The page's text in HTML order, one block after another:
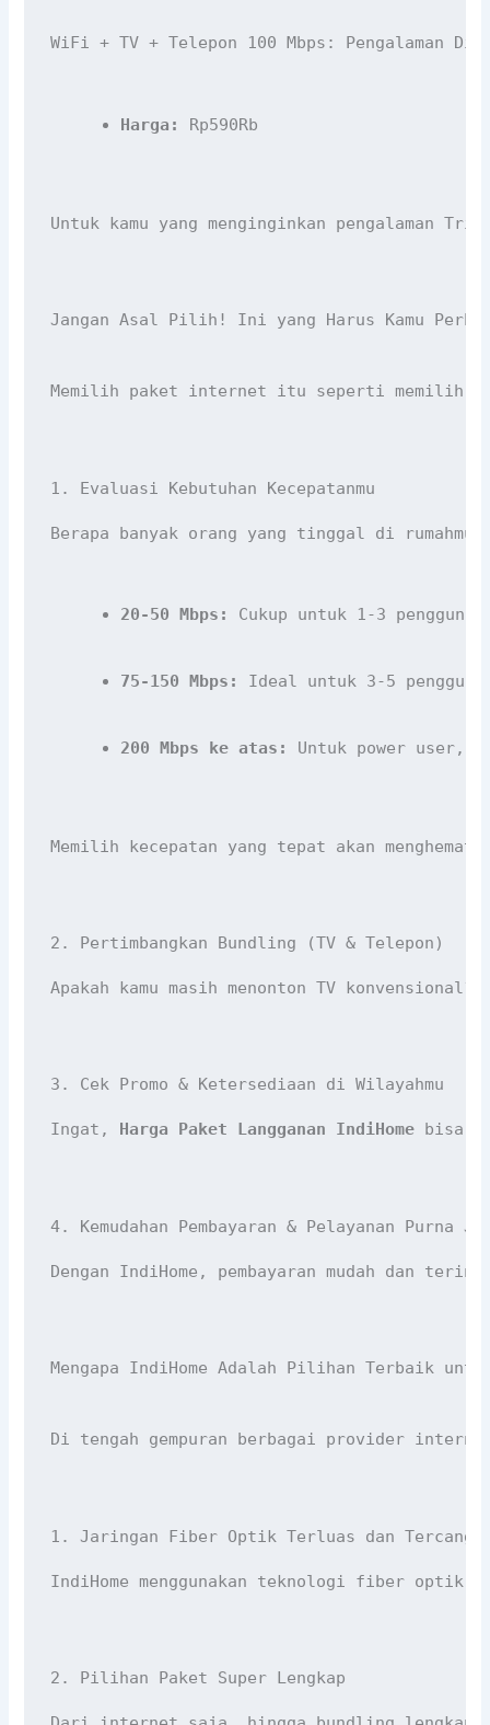
WiFi + TV + Telepon 100 Mbps: Pengalaman
Harga: Rp590Rb
Untuk kamu yang menginginkan pengalaman
Jangan Asal Pilih! Ini yang Harus Kamu
Memilih paket internet itu seperti memilih
1. Evaluasi Kebutuhan Kecepatanmu
20-50 Mbps: Cukup untuk 1-3
75-150 Mbps: Ideal untuk 3-5
200 Mbps ke atas: Untuk power user,
Memilih kecepatan yang tepat akan
2. Pertimbangkan Bundling (TV & Telepon)
Apakah kamu masih menonton TV
3. Cek Promo & Ketersediaan di Wilayahmu
Ingat, Harga Paket Langganan IndiHome bisa
4. Kemudahan Pembayaran & Pelayanan Purna
Dengan IndiHome, pembayaran mudah dan
Mengapa IndiHome Adalah Pilihan Terbaik
Di tengah gempuran berbagai provider
1. Jaringan Fiber Optik Terluas dan
IndiHome menggunakan teknologi fiber optik
2. Pilihan Paket Super Lengkap